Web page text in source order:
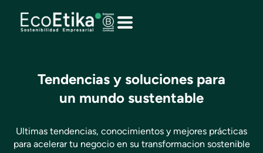
Desactivar flashes
Marcar encabezados
zoom_in Aumentar Zoom
Tendencias y soluciones para
un mundo sustentable
Ultimas tendencias, conocimientos y mejores prácticas
para acelerar tu negocio en su transformacion sostenible